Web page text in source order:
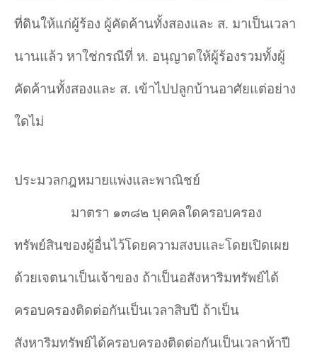
ที่ดินให้แก่ผู้ร้อง ผู้คัดค้านทั้งสองและ ส. มาเป็นเวลา
นานแล้ว หาใช่กรณีที่ ห. อนุญาตให้ผู้ร้องรวมทั้งผู้
คัดค้านทั้งสองและ ส. เข้าไปปลูกบ้านอาศัยแต่อย่าง
ใดไม่
ประมวลกฎหมายแพ่งและพาณิชย์
มาตรา ๑๓๘๒ บุคคลใดครอบครอง
ทรัพย์สินของผู้อื่นไว้โดยความสงบและโดยเปิดเผย
ด้วยเจตนาเป็นเจ้าของ ถ้าเป็นอสังหาริมทรัพย์ได้
ครอบครองติดต่อกันเป็นเวลาสิบปี ถ้าเป็น
สังหาริมทรัพย์ได้ครอบครองติดต่อกันเป็นเวลาห้าปี